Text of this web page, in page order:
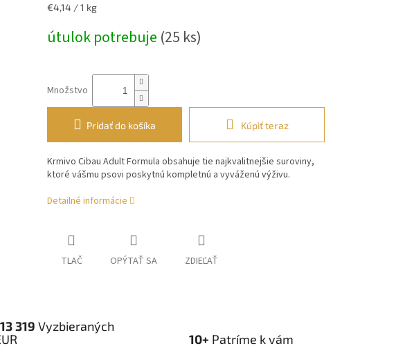
Jednotková
€4,14 / 1 kg
útulok potrebuje (25 ks)
Množstvo
Pridať do košíka Kúpiť teraz
Krmivo Cibau Adult Formula obsahuje tie najkvalitnejšie suroviny,
ktoré vášmu psovi poskytnú kompletnú a vyváženú výživu.
Detailné informácie
TLAČ OPÝTAŤ SA ZDIEĽAŤ
319 Vyzbieraných
10+ Patríme k vám